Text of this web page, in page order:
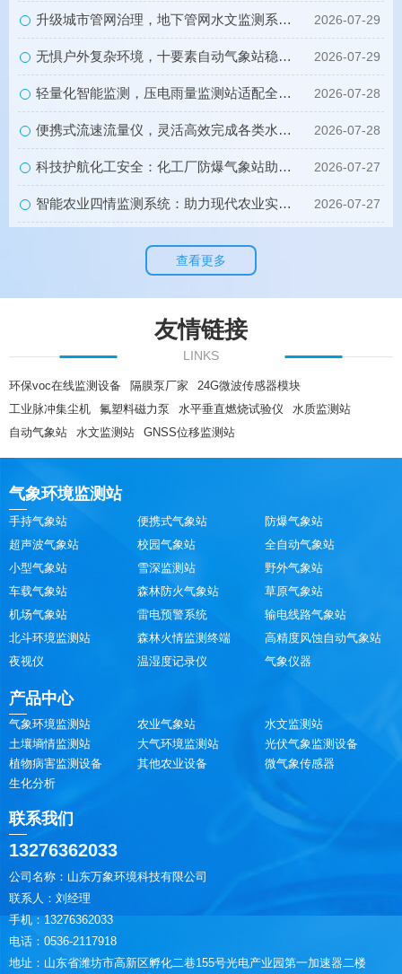
升级城市管网治理，地下管网水文监测系统实现精细化管控 2026-07-29
无惧户外复杂环境，十要素自动气象站稳定守护全域气象安全 2026-07-29
轻量化智能监测，压电雨量监测站适配全场景雨量观测 2026-07-28
便携式流速流量仪，灵活高效完成各类水体流量监测工作 2026-07-28
科技护航化工安全：化工厂防爆气象站助力化工园区安全生产 2026-07-27
智能农业四情监测系统：助力现代农业实现智慧化种植升级 2026-07-27
查看更多
友情链接
LINKS
环保voc在线监测设备 隔膜泵厂家
24G微波传感器模块
工业脉冲集尘机
氟塑料磁力泵 水平垂直燃烧试验仪
水质监测站
自动气象站
水文监测站 GNSS位移监测站
气象环境监测站
手持气象站 便携式气象站
防爆气象站
超声波气象站
校园气象站
全自动气象站
小型气象站
雪深监测站
野外气象站
车载气象站
森林防火气象站
草原气象站
机场气象站
雷电预警系统
输电线路气象站
北斗环境监测站
森林火情监测终端
高精度风蚀自动气象站
夜视仪
温湿度记录仪 气象仪器
产品中心
气象环境监测站 农业气象站
水文监测站
土壤墒情监测站
大气环境监测站
光伏气象监测设备
植物病害监测设备
其他农业设备
微气象传感器
生化分析
联系我们
13276362033
公司名称：山东万象环境科技有限公司
联系人：刘经理
手机：13276362033
电话：0536-2117918
地址：山东省潍坊市高新区孵化二巷155号光电产业园第一加速器二楼